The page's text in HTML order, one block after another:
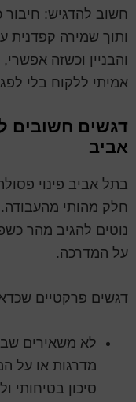
חשוב להדגיש: חיבור
ותוך שמירה קפדנית
והבניין וכשזה
אמיתי ללקוח בלי
דגשים חשובים
אביב
בתל אביב פינוי
חלק מהותי מהעבודה.
נוטים להגיב מהר
על המדרכה.
דגשים פרקטיים
לא משאירים
מדרגות או על
סיכון בטיחותי